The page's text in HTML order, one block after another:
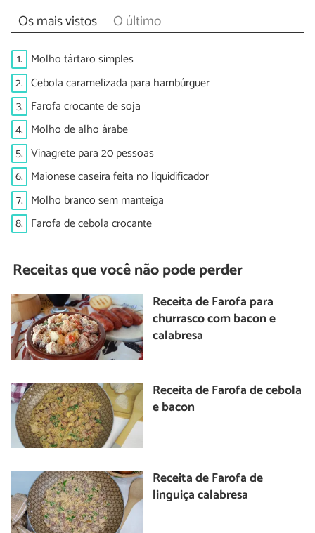
Os mais vistos O último
1. Molho tártaro simples
2. Cebola caramelizada para hambúrguer
3. Farofa crocante de soja
4. Molho de alho árabe
5. Vinagrete para 20 pessoas
6. Maionese caseira feita no liquidificador
7. Molho branco sem manteiga
8. Farofa de cebola crocante
Receitas que você não pode perder
Receita de Farofa para
churrasco com bacon e
calabresa
Receita de Farofa de cebola
e bacon
Receita de Farofa de
linguiça calabresa